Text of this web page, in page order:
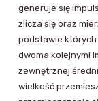
generuje się
zlicza się oraz
podstawie których
dwoma kolejnymi
zewnętrznej
wielkość